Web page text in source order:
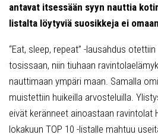
antavat itsessään syyn nauttia
listalta löytyviä suosikkeja ei
“Eat, sleep, repeat” -lausahdus
tosissaan, niin tiuhaan
nauttimaan ympäri maan. Samalla
muistettiin huikeilla arvosteluilla.
eivät keränneet ainoastaan ravintolat
lokakuun TOP 10 -listalle mahtuu